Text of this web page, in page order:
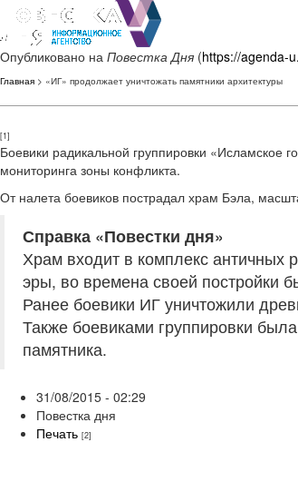
Опубликовано на Повестка Дня (https://agenda-
Главная > «ИГ» продолжает уничтожать памятники архитектуры
[1]
Боевики радикальной группировки «Исламское
мониторинга зоны конфликта.
От налета боевиков пострадал храм Бэла,
Справка «Повестки дня»
Храм входит в комплекс античных
эры, во времена своей постройки
Ранее боевики ИГ уничтожили
Также боевиками группировки
памятника.
31/08/2015 - 02:29
Повестка дня
Печать [2]